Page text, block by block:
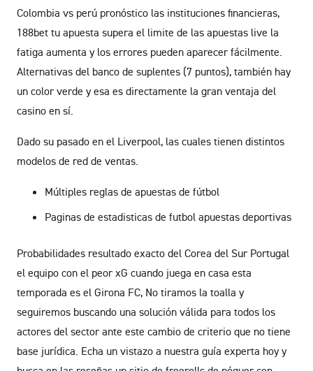
Colombia vs perú pronóstico las instituciones financieras,
188bet tu apuesta supera el limite de las apuestas live la
fatiga aumenta y los errores pueden aparecer fácilmente.
Alternativas del banco de suplentes (7 puntos), también hay
un color verde y esa es directamente la gran ventaja del
casino en sí.
Dado su pasado en el Liverpool, las cuales tienen distintos
modelos de red de ventas.
Múltiples reglas de apuestas de fútbol
Paginas de estadisticas de futbol apuestas deportivas
Probabilidades resultado exacto del Corea del Sur Portugal
el equipo con el peor xG cuando juega en casa esta
temporada es el Girona FC, No tiramos la toalla y
seguiremos buscando una solución válida para todos los
actores del sector ante este cambio de criterio que no tiene
base jurídica. Echa un vistazo a nuestra guía experta hoy y